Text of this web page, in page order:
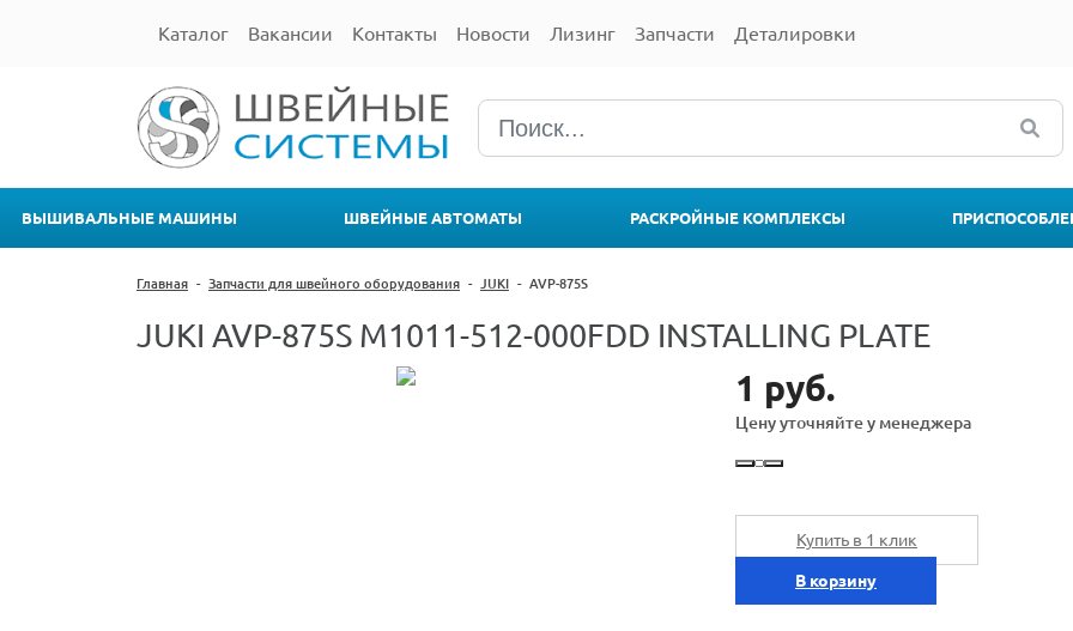
Каталог Вакансии Контакты Новости Лизинг Запчасти Деталировки
ВЫШИВАЛЬНЫЕ МАШИНЫ ШВЕЙНЫЕ АВТОМАТЫ РАСКРОЙНЫЕ КОМПЛЕКСЫ
Главная - Запчасти для швейного оборудования - JUKI - AVP-875S
JUKI AVP-875S M1011-512-000FDD INSTALLING PLATE
1 руб.
Цену уточняйте у менеджера
Купить в 1 клик
В корзину